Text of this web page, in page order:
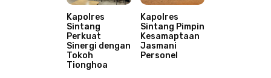
Kapolres
Sintang
Perkuat
Sinergi dengan
Tokoh
Tionghoa
Kapolres
Sintang Pimpin
Kesamaptaan
Jasmani
Personel